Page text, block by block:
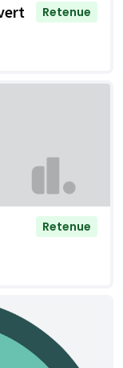
Retenue
Retenue